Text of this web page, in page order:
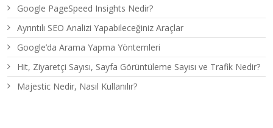
Google PageSpeed Insights Nedir?
Ayrıntılı SEO Analizi Yapabileceğiniz Araçlar
Google’da Arama Yapma Yöntemleri
Hit, Ziyaretçi Sayısı, Sayfa Görüntüleme Sayısı ve Trafik Nedir?
Majestic Nedir, Nasıl Kullanılır?